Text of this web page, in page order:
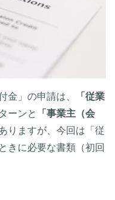
金」の申請は、
「従業
ーンと
「事業主（会
りますが、今回は「従
きに必要な書類（初回